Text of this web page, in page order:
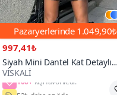
Pazaryerlerinde 1.049,90₺
997,41₺
Siyah Mini Dantel Kat Detaylı
Şortlu Etek
VİSKALİ
100+
52₺ daha az öde